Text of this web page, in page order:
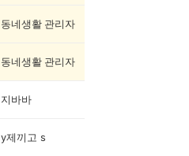
동네생활 관리자
동네생활 관리자
지바바
y제끼고 s